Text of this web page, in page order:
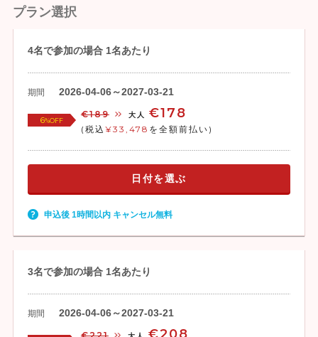
プラン選択
4名で参加の場合 1名あたり
期間 2026-04-06～2027-03-21
6%OFF
€189 大人 €178
(税込 ¥33,478 を全額前払い)
日付を選ぶ
申込後 1時間以内 キャンセル無料
3名で参加の場合 1名あたり
期間 2026-04-06～2027-03-21